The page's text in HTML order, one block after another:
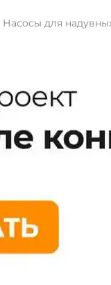
Насосы для